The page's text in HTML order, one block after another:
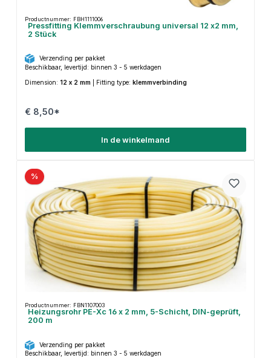
Productnummer: FBH1111006
Pressfitting Klemmverschraubung universal 12 x2 mm,
2 Stück
Verzending per pakket
Beschikbaar, levertijd: binnen 3 - 5 werkdagen
Dimension: 12 x 2 mm Fitting type: klemmverbinding
€ 8,50*
In de winkelmand
%
Productnummer: FBN1107003
Heizungsrohr PE-Xc 16 x 2 mm, 5-Schicht, DIN-geprüft,
200 m
Verzending per pakket
Beschikbaar, levertijd: binnen 3 - 5 werkdagen